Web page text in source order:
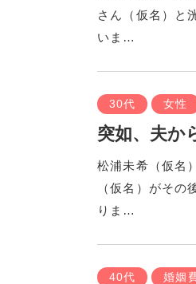
さん（仮名）と
いま…
30代 女性
突如、夫か
松浦未希（仮名
（仮名）がそ
りま…
40代 婚姻